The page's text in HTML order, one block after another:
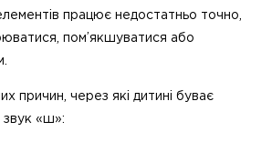
працює недостатньо точно,
пом’якшуватися або
причин, через які дитині буває
звук «ш»: